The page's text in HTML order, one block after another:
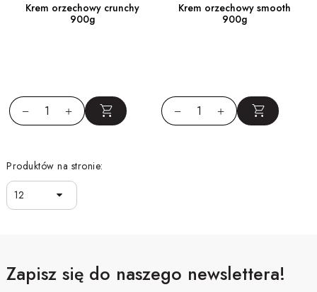
Krem orzechowy crunchy
900g
Krem orzechowy smooth
900g
Produktów na stronie:
12
Zapisz się do naszego newslettera!